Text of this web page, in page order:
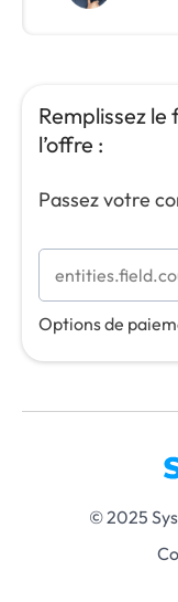
Remplissez
l’offre :
Passez votre
Options de
© 2025